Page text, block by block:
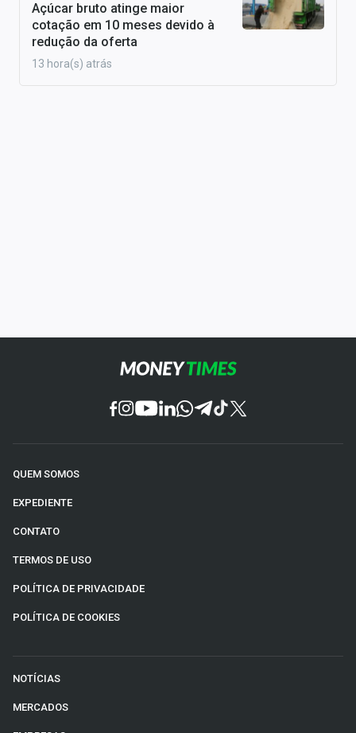
Açúcar bruto atinge maior
cotação em 10 meses devido à
redução da oferta
13 hora(s) atrás
QUEM SOMOS
EXPEDIENTE
CONTATO
TERMOS DE USO
POLÍTICA DE PRIVACIDADE
POLÍTICA DE COOKIES
NOTÍCIAS
MERCADOS